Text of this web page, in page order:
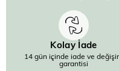
Kolay İade
14 gün içinde iade ve
garantisi